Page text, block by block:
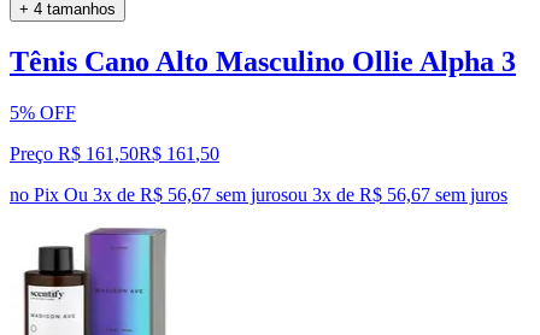
+ 4 tamanhos
Tênis Cano Alto Masculino Ollie Alpha 3
5% OFF
Preço R$ 161,50R$ 161 ,50
no Pix Ou 3x de R$ 56,67 sem jurosou 3x de R$ 56,67 sem juros